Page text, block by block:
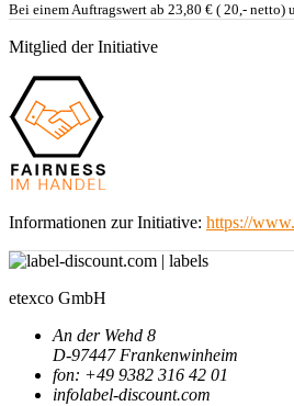
Bei einem Auftragswert ab 23,80 € ( 20,-
Mitglied der Initiative
Informationen zur Initiative: https://
etexco GmbH
An der Wehd 8
D-97447 Frankenwinheim
fon: +49 9382 316 42 01
infolabel-discount.com